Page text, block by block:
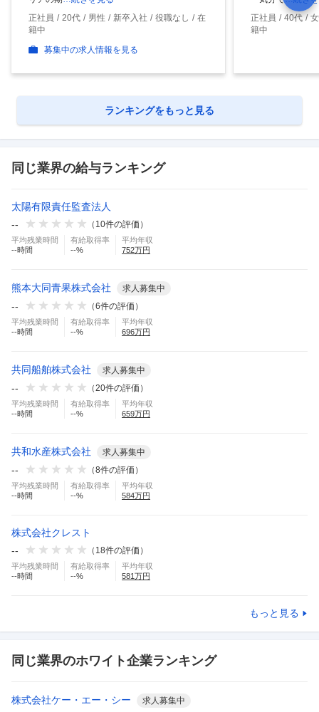
正社員
20代 男性 新卒入社 役職なし
在
籍中
募集中の求人情報を見る
正社員
40代
籍中
ランキングをもっと見る
同じ業界の給与ランキング
太陽有限責任監査法人
--
（ 10件の評価）
平均残業時間
--時間
有給取得率
--%
平均年収
752万円
熊本大同青果株式会社 求人募集中
-- （6件の評価）
平均残業時間
--時間
有給取得率
--%
平均年収
696万円
共同船舶株式会社 求人募集中
-- （20件の評価）
平均残業時間
--時間
有給取得率
--%
平均年収
659万円
共和水産株式会社 求人募集中
-- （8件の評価）
平均残業時間
--時間
有給取得率
--%
平均年収
584万円
株式会社クレスト
--
（ 18件の評価）
平均残業時間
--時間
有給取得率
--%
平均年収
581万円
もっと見る
同じ業界のホワイト企業ランキング
株式会社ケー・エー・シー 求人募集中